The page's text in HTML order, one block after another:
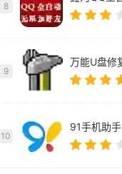
8
9
10
91手机助手